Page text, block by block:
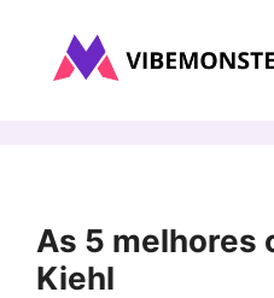
As 5 melhores
Kiehl